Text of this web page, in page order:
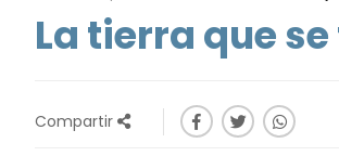
La tierra que
Compartir